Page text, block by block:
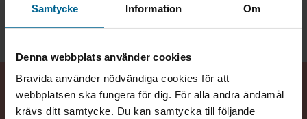
Samtycke Information Om
Denna webbplats använder cookies
Bravida använder nödvändiga cookies för att
webbplatsen ska fungera för dig. För alla andra ändamål
krävs ditt samtycke. Du kan samtycka till följande